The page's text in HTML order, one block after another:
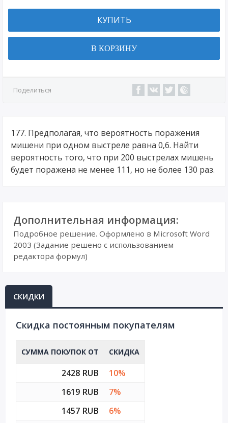
КУПИТЬ
В КОРЗИНУ
Поделиться
177. Предполагая, что вероятность поражения
мишени при одном выстреле равна 0,6. Найти
вероятность того, что при 200 выстрелах мишень
будет поражена не менее 111, но не более 130 раз.
Дополнительная информация:
Подробное решение. Оформлено в Microsoft Word
2003 (Задание решено с использованием
редактора формул)
СКИДКИ
Cкидка постоянным покупателям
СУММА ПОКУПОК ОТ СКИДКА
2428 RUB
10%
1619 RUB
7%
1457 RUB
6%